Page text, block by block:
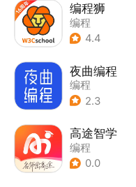
编程狮
编程
4.4
夜曲编程
编程
2.3
高途智学
编程
0.0